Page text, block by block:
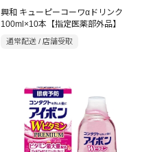
興和 キューピーコーワαドリンク
100ml×10本【指定医薬部外品】
通常配送 / 店舗受取